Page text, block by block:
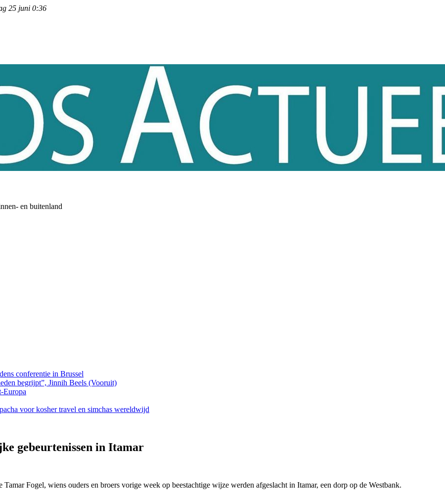
25 juni 0:36
en buitenland
conferentie in Brussel
begrijpt”, Jinnih Beels (Vooruit)
Europa
voor kosher travel en simchas wereldwijd
gebeurtenissen in Itamar
Fogel, wiens ouders en broers vorige week op beestachtige wijze werden afgeslacht in Itamar, een dorp op de Westbank.